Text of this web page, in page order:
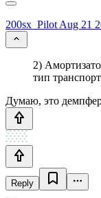
200sx_Pilot Aug 21
2)
тип
Думаю, это
Reply